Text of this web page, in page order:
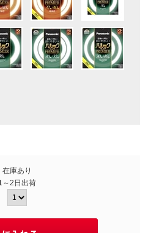
在庫あり
～2日出荷